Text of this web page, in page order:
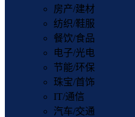
房产/建材
纺织/鞋服
餐饮/食品
电子/光电
节能/环保
珠宝/首饰
IT/通信
汽车/交通